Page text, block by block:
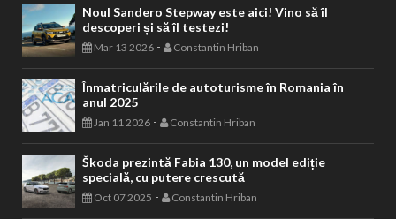
Noul Sandero Stepway este aici! Vino să îl
descoperi și să îl testezi!
Mar 13 2026 - Constantin Hriban
Înmatriculările de autoturisme în Romania în
anul 2025
Jan 11 2026 - Constantin Hriban
Škoda prezintă Fabia 130, un model ediție
specială, cu putere crescută
Oct 07 2025 - Constantin Hriban